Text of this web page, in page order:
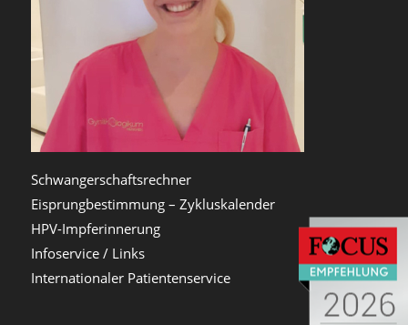
Schwangerschaftsrechner
Eisprungbestimmung – Zykluskalender
HPV-Impferinnerung
Infoservice / Links
Internationaler Patientenservice